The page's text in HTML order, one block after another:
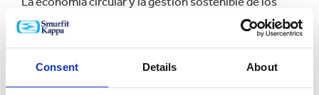
Consent Details About
bosques son los pilares de nuestros principios
comerciales y abordan directamente las
público en general. Gracias a nuestro enfoque
sostenible y a la colaboración con los socios de